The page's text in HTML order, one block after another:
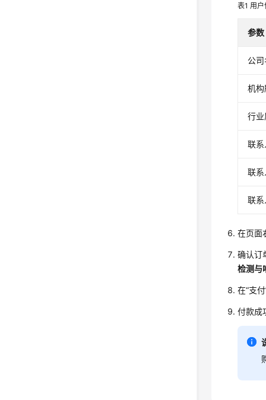
表1 用
参数
公
机
行业
联系
联
联
在页面
确认订
检测与
在“支付
付款成